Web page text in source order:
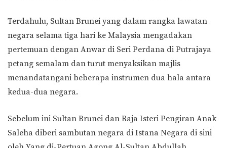
Terdahulu, Sultan Brunei yang dalam rangka lawatan
negara selama tiga hari ke Malaysia mengadakan
pertemuan dengan Anwar di Seri Perdana di Putrajaya
petang semalam dan turut menyaksikan majlis
menandatangani beberapa instrumen dua hala antara
kedua-dua negara.
Sebelum ini Sultan Brunei dan Raja Isteri Pengiran Anak
Saleha diberi sambutan negara di Istana Negara di sini